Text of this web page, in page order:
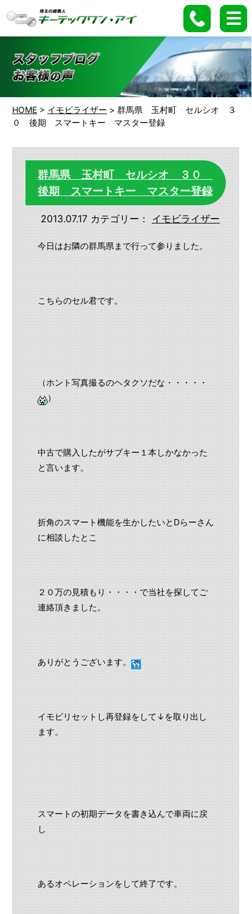
HOME > イモビライザー > 群馬県 玉村町 セルシオ ３
０ 後期 スマートキー マスター登録
群馬県 玉村町 セルシオ ３０
後期 スマートキー マスター登録
2013.07.17 カテゴリー： イモビライザー
今日はお隣の群馬県まで行って参りました。
こちらのセル君です。
（ホント写真撮るのヘタクソだな・・・・・
）
中古で購入したがサブキー１本しかなかった
と言います。
折角のスマート機能を生かしたいとDらーさん
に相談したとこ
２０万の見積もり・・・・で当社を探してご
連絡頂きました。
ありがとうございます。
イモビリセットし再登録をして↓を取り出し
ます。
スマートの初期データを書き込んで車両に戻
し
あるオペレーションをして終了です。